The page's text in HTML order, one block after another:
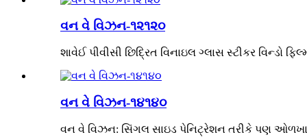
વન વે વિઝન-૧૨૧૨૦
શાવેઈ પીવીસી છિદ્રિત વિનાઇલ ગ્લાસ સ્ટીકર વિન્ડો
વન વે વિઝન-૧૪૧૪૦
વન વે વિઝન: સિંગલ સાઇડ પેનિટ્રેશન તરીકે પણ